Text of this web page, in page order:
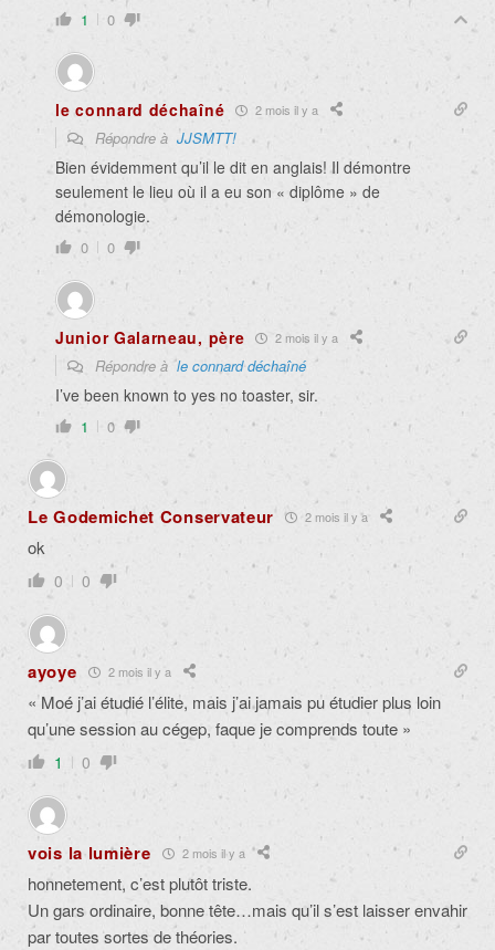
1 0
le connard déchaîné 2 mois il y a
Répondre à JJSMTT!
Bien évidemment qu’il le dit en anglais! Il démontre
seulement le lieu où il a eu son « diplôme » de
démonologie.
0 0
Junior Galarneau, père 2 mois il y a
Répondre àle connard déchaîné
I’ve been known to yes no toaster, sir.
1 0
Le Godemichet Conservateur 2 mois il y a
ok
0 0
ayoye 2 mois il y a
« Moé j’ai étudié l’élite, mais j’ai jamais pu étudier plus loin
qu’une session au cégep, faque je comprends toute »
1 0
vois la lumière 2 mois il y a
honnetement, c’est plutôt triste.
Un gars ordinaire, bonne tête…mais qu’il s’est laisser envahir
par toutes sortes de théories.